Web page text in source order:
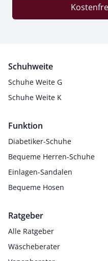
Schuhweite
Schuhe Weite G
Schuhe Weite K
Funktion
Diabetiker-Schuhe
Bequeme Herren-Schuhe
Einlagen-Sandalen
Bequeme Hosen
Ratgeber
Alle Ratgeber
Wäscheberater